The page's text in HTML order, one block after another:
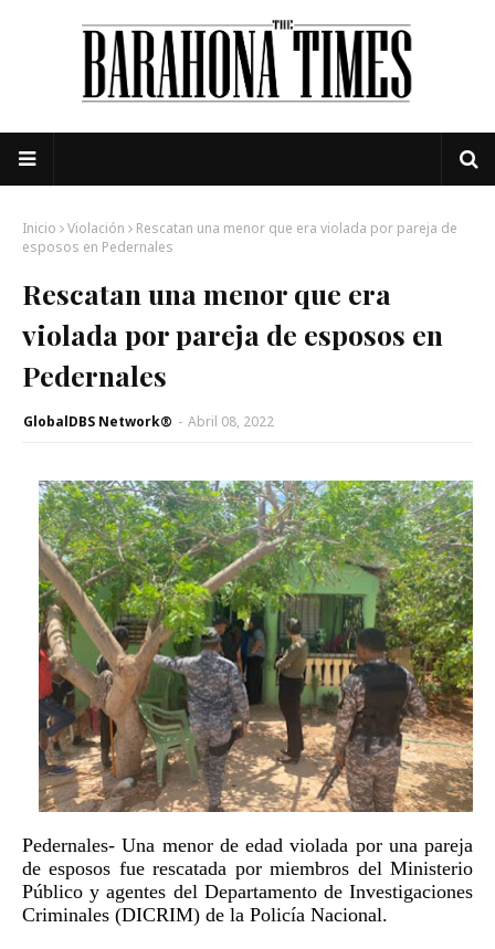
Inicio Violación
Rescatan una menor que era violada por pareja de
esposos en Pedernales
Rescatan una menor que era
violada por pareja de esposos en
Pedernales
GlobalDBS Network® - Abril 08, 2022
Pedernales- Una menor de edad violada por una pareja
de esposos fue rescatada por miembros del Ministerio
Público y agentes del Departamento de Investigaciones
Criminales (DICRIM) de la Policía Nacional.